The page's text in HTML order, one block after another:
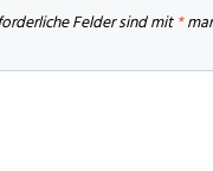
Felder sind mit*